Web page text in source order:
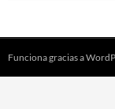
Funciona gracias a